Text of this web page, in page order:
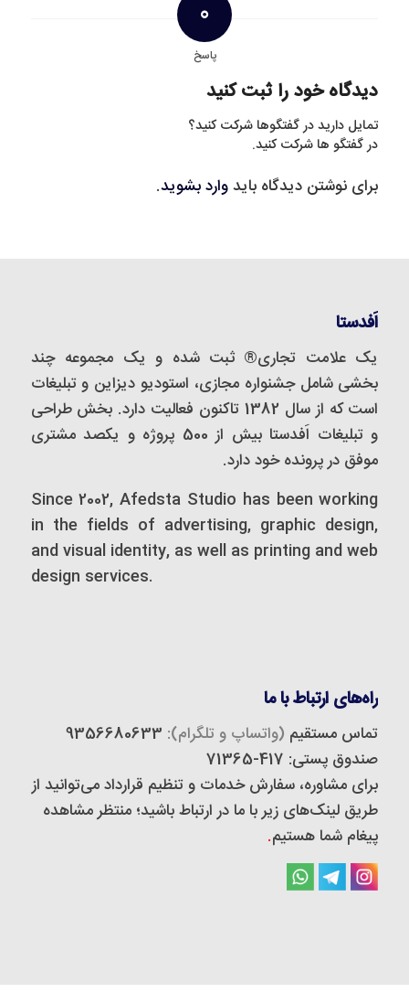
0
پاسخ
دیدگاه خود را ثبت کنید
تمایل دارید در گفتگوها شرکت کنید؟
در گفتگو ها شرکت کنید.
برای نوشتن دیدگاه بایدوارد بشوید.
اَفدستا
یک علامت تجاری® ثبت شده و یک مجموعه‌ چند
بخشی شامل جشنواره مجازی، استودیو دیزاین و تبلیغات
است که از سال 1382 تاکنون فعالیت دارد. بخش طراحی
و تبلیغات اَفدستا بیش از 500 پروژه و یکصد مشتری
موفق در پرونده خود دارد.
Since 2002, Afedsta Studio has been working
in the fields of advertising, graphic design,
and visual identity, as well as printing and web
design services.
راه‌های ارتباط با ما
تماس مستقیم (واتساپ و تلگرام):
صندوق پستی: 417-71365
برای مشاوره، سفارش خدمات و تنظیم قرارداد می‌توانید از
طریق لینک‌های زیر با ما در ارتباط باشید؛ منتظر مشاهده
پیغام شما هستیم.